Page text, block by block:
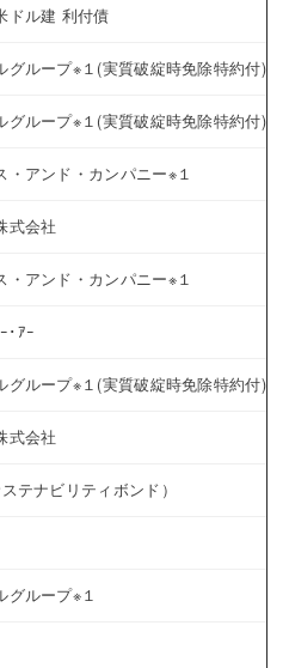
ドル建 利付債
グループ※１(実質破綻時免除特約付)
グループ※１(実質破綻時免除特約付)
・アンド・カンパニー※１
式会社
・アンド・カンパニー※１
･ｱｰ
グループ※１(実質破綻時免除特約付)
式会社
テナビリティボンド）
グループ※１